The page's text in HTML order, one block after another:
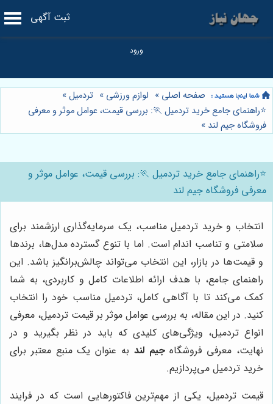
ثبت آگهی
صفحه اصلی » لوازم ورزشی » تردمیل»
⭐️راهنمای جامع خرید تردمیل 🏃: بررسی قیمت، عوامل موثر و معرفی
فروشگاه جیم لند »
⭐️راهنمای جامع خرید تردمیل 🏃: بررسی قیمت، عوامل موثر و
معرفی فروشگاه جیم لند
انتخاب و خرید تردمیل مناسب، یک سرمایه‌گذاری ارزشمند برای
سلامتی و تناسب اندام است. اما با تنوع گسترده مدل‌ها، برندها
و قیمت‌ها در بازار، این انتخاب می‌تواند چالش‌برانگیز باشد. این
راهنمای جامع، با هدف ارائه اطلاعات کامل و کاربردی، به شما
کمک می‌کند تا با آگاهی کامل، تردمیل مناسب خود را انتخاب
کنید. در این مقاله، به بررسی عوامل موثر بر قیمت تردمیل، معرفی
انواع تردمیل، ویژگی‌های کلیدی که باید در نظر بگیرید و در
نهایت، معرفی فروشگاهجیم لند به عنوان یک منبع معتبر برای
خرید تردمیل می‌پردازیم.
قیمت تردمیل، یکی از مهم‌ترین فاکتورهایی است که در فرایند